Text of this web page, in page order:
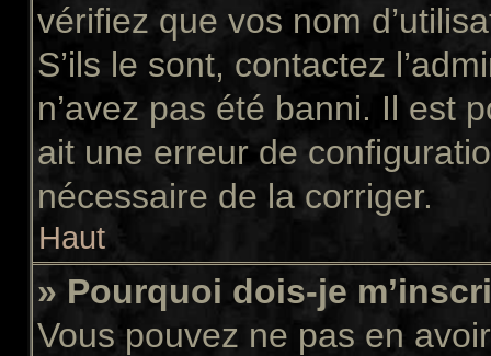
vérifiez que vos nom
S’ils le sont, contactez
n’avez pas été banni. Il est
ait une erreur de
nécessaire de la corriger.
Haut
» Pourquoi dois-je
Vous pouvez ne pas en